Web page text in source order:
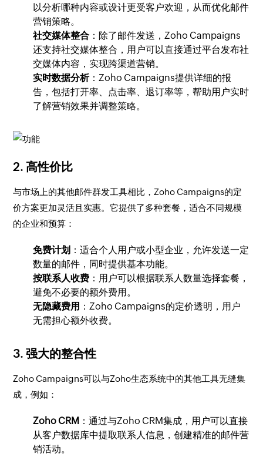
以分析哪种内容或设计更受客户欢迎，从而优化邮件
营销策略。
社交媒体整合 ：除了邮件发送，Zoho Campaigns
还支持社交媒体整合，用户可以直接通过平台发布社
交媒体内容，实现跨渠道营销。
实时数据分析：Zoho Campaigns提供详细的报
告，包括打开率、点击率、退订率等，帮助用户实时
了解营销效果并调整策略。
2.高性价比
与市场上的其他邮件群发工具相比，Zoho Campaigns的定
价方案更加灵活且实惠。它提供了多种套餐，适合不同规模
的企业和预算：
免费计划 ：适合个人用户或小型企业，允许发送一定
数量的邮件，同时提供基本功能。
按联系人收费 ：用户可以根据联系人数量选择套餐，
避免不必要的额外费用。
无隐藏费用 ：Zoho Campaigns的定价透明，用户
无需担心额外收费。
3.强大的整合性
Zoho Campaigns可以与Zoho生态系统中的其他工具无缝集
成，例如：
Zoho CRM ：通过与Zoho CRM集成，用户可以直接
从客户数据库中提取联系人信息，创建精准的邮件营
销活动。